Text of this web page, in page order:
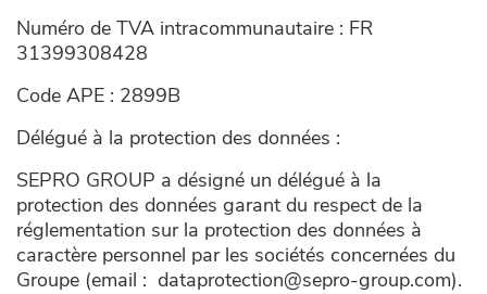
Numéro de TVA intracommunautaire : FR
31399308428
Code APE : 2899B
Délégué à la protection des données :
SEPRO GROUP a désigné un délégué à la
protection des données garant du respect de la
réglementation sur la protection des données à
caractère personnel par les sociétés concernées du
Groupe (email : dataprotection@sepro-group.com).